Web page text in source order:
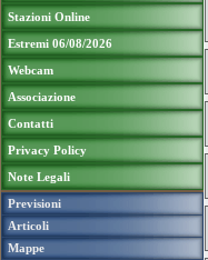
Stazioni Online
Estremi 06/08/2026
Webcam
Associazione
Contatti
Privacy Policy
Note Legali
Previsioni
Articoli
Mappe